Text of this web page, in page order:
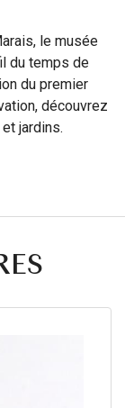
le musée
du temps de
du premier
découvrez
jardins.